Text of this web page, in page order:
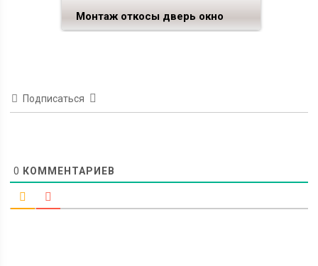
Монтаж откосы дверь окно
Подписаться
0 КОММЕНТАРИЕВ